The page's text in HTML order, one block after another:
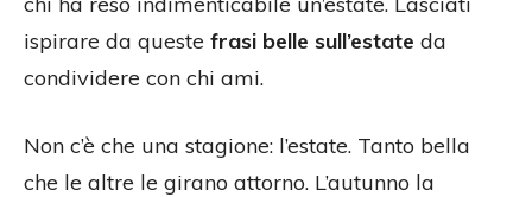
ispirare da queste frasi belle sull’estate da
condividere con chi ami.
Non c’è che una stagione: l’estate. Tanto bella
che le altre le girano attorno. L’autunno la